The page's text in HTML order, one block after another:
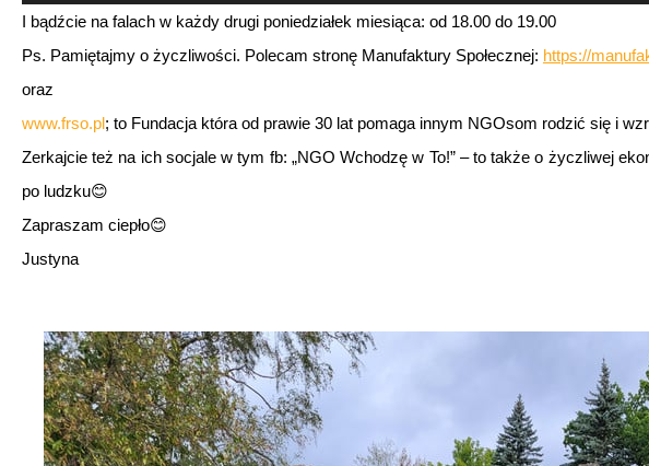
plików
I bądźcie na falach w każdy drugi poniedziałek miesiąca: od 18.00 do 19.00
Ps. Pamiętajmy o życzliwości. Polecam stronę Manufaktury Społecznej: https://
oraz
www.frso.pl; to Fundacja która od prawie 30 lat pomaga innym NGOsom rodzić się i
Zerkajcie też na ich socjale w tym fb: „NGO Wchodzę w To!” – to także o życzliwej
po ludzku😊
Zapraszam ciepło😊
Justyna